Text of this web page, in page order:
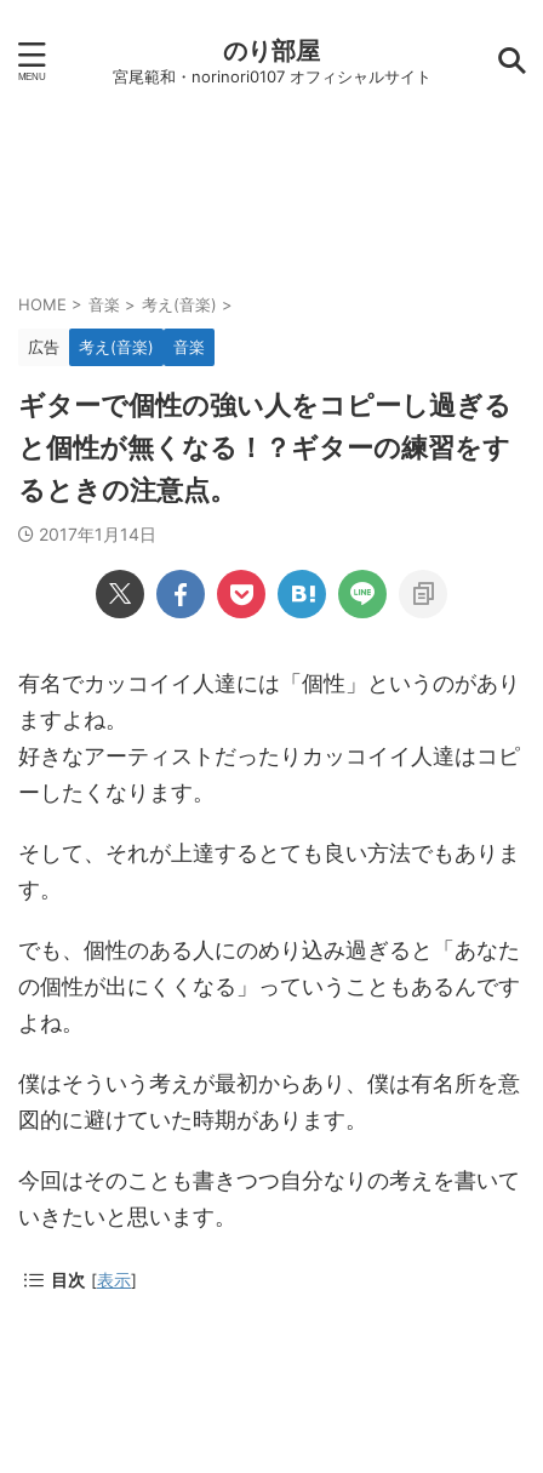
のり部屋
宮尾範和・norinori0107 オフィシャルサイト
HOME > 音楽 > 考え(音楽) >
広告 考え(音楽) 音楽
ギターで個性の強い人をコピーし過ぎる
と個性が無くなる！？ギターの練習をす
るときの注意点。
2017年1月14日
有名でカッコイイ人達には「個性」というのがあり
ますよね。
好きなアーティストだったりカッコイイ人達はコピ
ーしたくなります。
そして、それが上達するとても良い方法でもありま
す。
でも、個性のある人にのめり込み過ぎると「あなた
の個性が出にくくなる」っていうこともあるんです
よね。
僕はそういう考えが最初からあり、僕は有名所を意
図的に避けていた時期があります。
今回はそのことも書きつつ自分なりの考えを書いて
いきたいと思います。
目次 [表示]